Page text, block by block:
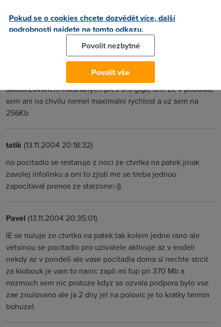
Ada(13.11.2004 20:16:00)
V patek v noci se prece restartovava pocitadlo u IOLU (mam
ADSL 512 s FUPEM), jde tady o to ze sem v patek stahoval
abych vyuzil "zbylou" vysokou rychlost a asi v 22:00 sem se
stahováním skončil, ale ráno bylo v počítadle již
aktualizovaném natahaných přes 0.5 giga, tzn. ze v podstate
sem ani na chvilu nemel maximalni rychlost a uz sem na
256Kb
tatik (13.11.2004 20:18:32)
no pocitadlo se restaruje z noci ze ctvrtka na patek.jinak
zavolej infolinku a oni to zjisti me se treba jednou
zapocitaval prenos ze starzone:-))
Pavel (13.11.2004 20:35:01)
IE se nuluje ze ctvrtka na patek tak kolem jedne rano ale
vetsinou se pocitadlo pro uzivatele aktivuje az v endeli
nekdy az v pondeli ale vase pocitadla doma si nechte strcit
za klobouk je vam to nanic zapli mi fup pri 370 Mb a
nezmoch sem nic protoze kdyz se ozvala podpora bylo vse
zae znulovano ale ja 2 dny jel na polovic je to kratky termin
bohuzel
Pokud se o cookies chcete dozvědět více, další
podrobnosti najdete na tomto odkazu.
Povolit nezbytné
Povolit vše